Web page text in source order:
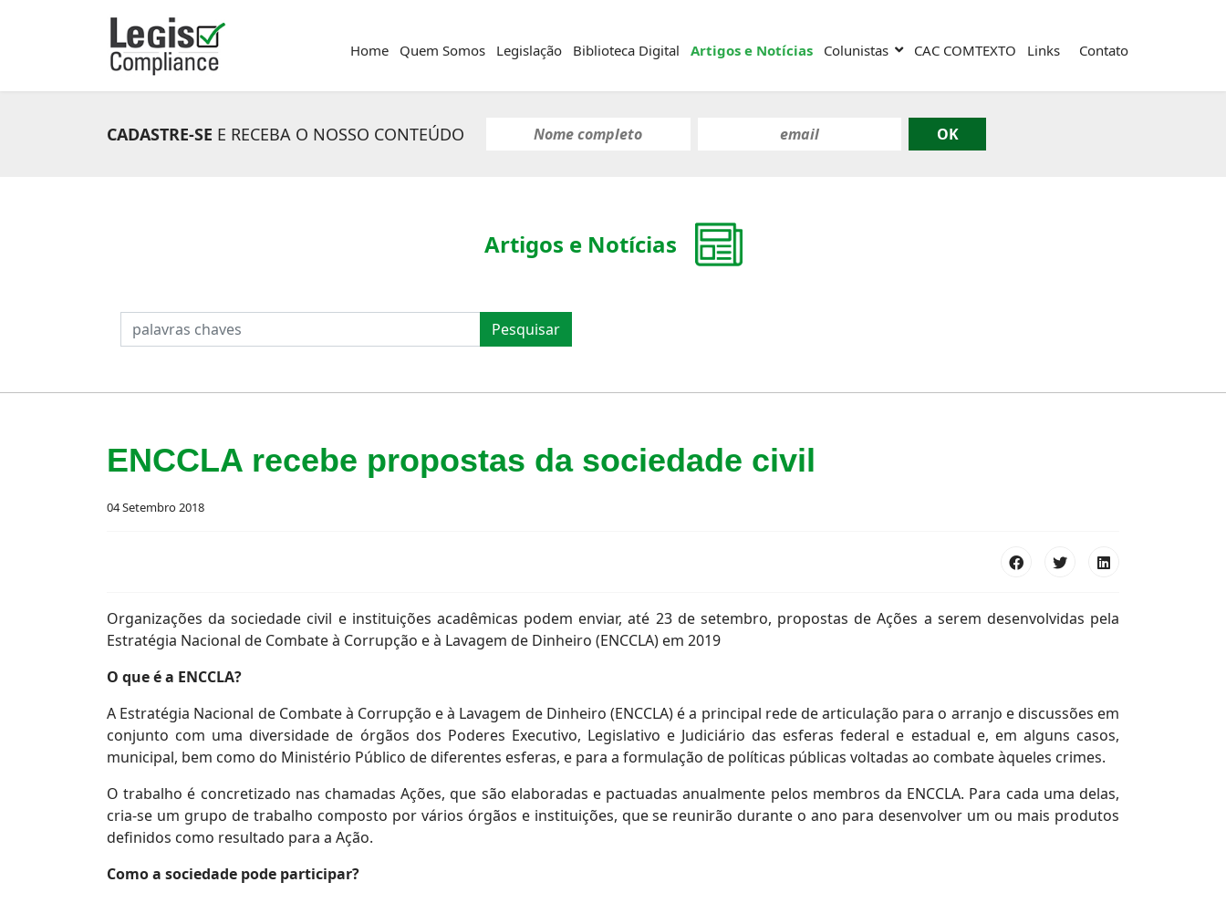
Home Quem Somos Legislação Biblioteca Digital Artigos e Notícias Colunistas CAC COMTEXTO Links Contato
CADASTRE-SE E RECEBA O NOSSO CONTEÚDO
PESQUISAR Pesquisar
Artigos e Notícias
ENCCLA recebe propostas da sociedade civil
04 Setembro 2018
Organizações da sociedade civil e instituições acadêmicas podem enviar, até 23 de setembro, propostas de Ações a serem desenvolvidas pela
Estratégia Nacional de Combate à Corrupção e à Lavagem de Dinheiro (ENCCLA) em 2019
O que é a ENCCLA?
A Estratégia Nacional de Combate à Corrupção e à Lavagem de Dinheiro (ENCCLA) é a principal rede de articulação para o arranjo e discussões em
conjunto com uma diversidade de órgãos dos Poderes Executivo, Legislativo e Judiciário das esferas federal e estadual e, em alguns casos,
municipal, bem como do Ministério Público de diferentes esferas, e para a formulação de políticas públicas voltadas ao combate àqueles crimes.
O trabalho é concretizado nas chamadas Ações, que são elaboradas e pactuadas anualmente pelos membros da ENCCLA. Para cada uma delas,
cria-se um grupo de trabalho composto por vários órgãos e instituições, que se reunirão durante o ano para desenvolver um ou mais produtos
definidos como resultado para a Ação.
Como a sociedade pode participar?